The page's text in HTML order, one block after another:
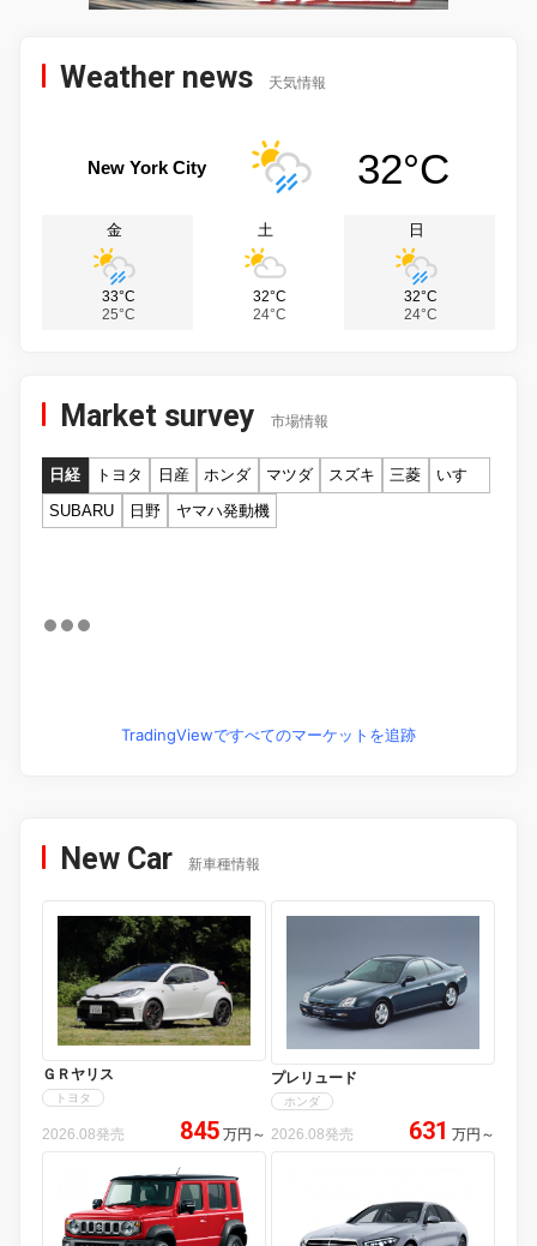
Weather news 天気情報
New York City 32°C
金
33°C
25°C
土
32°C
24°C
日
32°C
24°C
Market survey 市場情報
日経 トヨタ 日産 ホンダ マツダ スズキ 三菱
いすゞ
SUBARU
日野 ヤマハ発動機
TradingViewですべてのマーケットを追跡
New Car 新車種情報
ＧＲヤリス
トヨタ
2026.08発売 845 万円 ～
プレリュード
ホンダ
2026.08発売 631 万円 ～